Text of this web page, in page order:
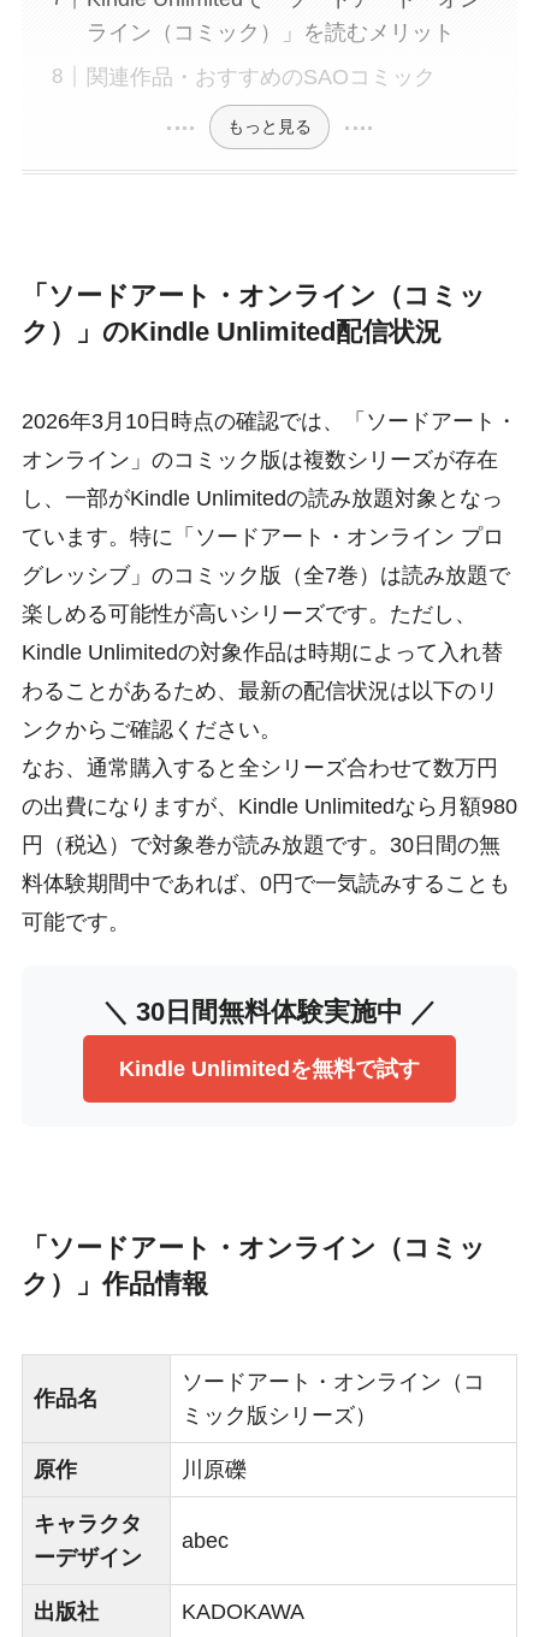
ライン（コミック）」を読むメリット
関連作品・おすすめのSAOコミック
もっと見る
「ソードアート・オンライン（コミッ
ク）」のKindle Unlimited配信状況
2026年3月10日時点の確認では、「ソードアート・
オンライン」のコミック版は複数シリーズが存在
し、一部がKindle Unlimitedの読み放題対象となっ
ています。特に「ソードアート・オンライン プロ
グレッシブ」のコミック版（全7巻）は読み放題で
楽しめる可能性が高いシリーズです。ただし、
Kindle Unlimitedの対象作品は時期によって入れ替
わることがあるため、最新の配信状況は以下のリ
ンクからご確認ください。
なお、通常購入すると全シリーズ合わせて数万円
の出費になりますが、Kindle Unlimitedなら月額980
円（税込）で対象巻が読み放題です。30日間の無
料体験期間中であれば、0円で一気読みすることも
可能です。
＼ 30日間無料体験実施中 ／
Kindle Unlimitedを無料で試す
「ソードアート・オンライン（コミッ
ク）」作品情報
作品名
ソードアート・オンライン（コ
ミック版シリーズ）
原作 川原礫
キャラクタ
ーデザイン
abec
出版社 KADOKAWA